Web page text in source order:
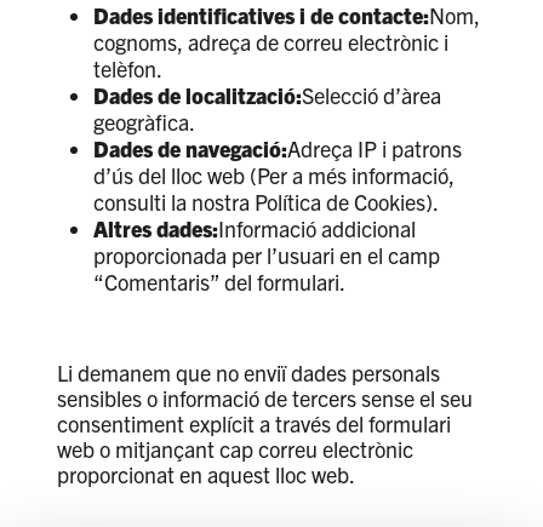
Dades identificatives i de contacte:Nom,
cognoms, adreça de correu electrònic i
telèfon.
Dades de localització:Selecció d’àrea
geogràfica.
Dades de navegació:Adreça IP i patrons
d’ús del lloc web (Per a més informació,
consulti la nostra Política de Cookies).
Altres dades:Informació addicional
proporcionada per l’usuari en el camp
“Comentaris” del formulari.
Li demanem que no enviï dades personals
sensibles o informació de tercers sense el seu
consentiment explícit a través del formulari
web o mitjançant cap correu electrònic
proporcionat en aquest lloc web.